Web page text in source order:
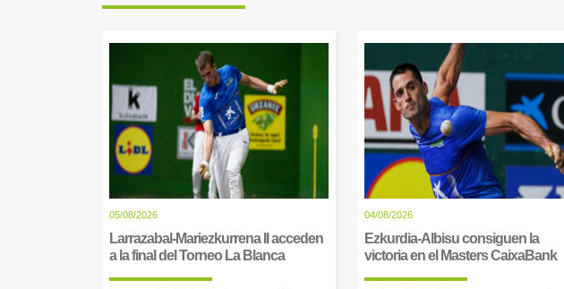
05/08/2026
Larrazabal-Mariezkurrena II acceden
a la final del Torneo La Blanca
04/08/2026
Ezkurdia-Albisu consiguen la
victoria en el Masters CaixaBank